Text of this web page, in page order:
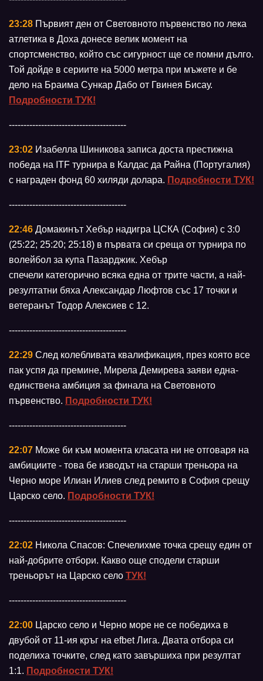
23:28 Първият ден от Световното първенство по лека
атлетика в Доха донесе велик момент на
спортсменство, който със сигурност ще се помни дълго.
Той дойде в сериите на 5000 метра при мъжете и бе
дело на Браима Сункар Дабо от Гвинея Бисау.
Подробности ТУК!
----------------------------------------
23:02 Изабелла Шиникова записа доста престижна
победа на ITF турнира в Калдас да Райна (Португалия)
с награден фонд 60 хиляди долара. Подробности ТУК!
----------------------------------------
22:46 Домакинът Хебър надигра ЦСКА (София) с 3:0
(25:22; 25:20; 25:18) в първата си среща от турнира по
волейбол за купа Пазарджик. Хебър
спечели категорично всяка една от трите части, а най-
резултатни бяха Александар Люфтов със 17 точки и
ветеранът Тодор Алексиев с 12.
----------------------------------------
22:29 След колебливата квалификация, през която все
пак успя да премине, Мирела Демирева заяви една-
единствена амбиция за финала на Световното
първенство. Подробности ТУК!
----------------------------------------
22:07 Може би към момента класата ни не отговаря на
амбициите - това бе изводът на старши треньора на
Черно море Илиан Илиев след ремито в София срещу
Царско село. Подробности ТУК!
----------------------------------------
22:02 Никола Спасов: Спечелихме точка срещу един от
най-добрите отбори. Какво още сподели старши
треньорът на Царско село ТУК!
----------------------------------------
22:00 Царско село и Черно море не се победиха в
двубой от 11-ия кръг на efbet Лига. Двата отбора си
поделиха точките, след като завършиха при резултат
1:1. Подробности ТУК!